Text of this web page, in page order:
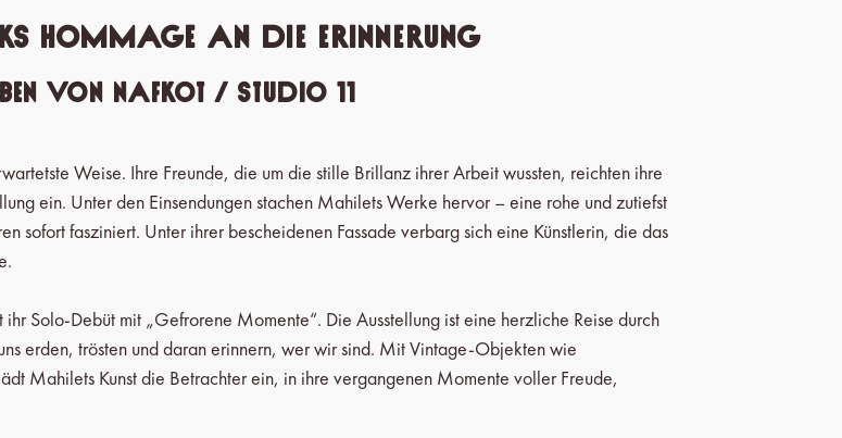
Hommage an die Erinnerung
von Nafkot / Studio 11
Weise. Ihre Freunde, die um die stille Brillanz ihrer Arbeit wussten, reichten ihre
ein. Unter den Einsendungen stachen Mahilets Werke hervor – eine rohe und zutiefst
sofort fasziniert. Unter ihrer bescheidenen Fassade verbarg sich eine Künstlerin, die das
Solo-Debüt mit „Gefrorene Momente“. Die Ausstellung ist eine herzliche Reise durch
erden, trösten und daran erinnern, wer wir sind. Mit Vintage-Objekten wie
Mahilets Kunst die Betrachter ein, in ihre vergangenen Momente voller Freude,